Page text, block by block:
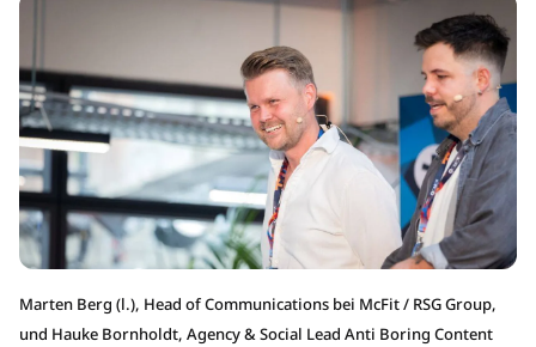
Marten Berg (l.), Head of Communications bei McFit / RSG Group,
und Hauke Bornholdt, Agency & Social Lead Anti Boring Content